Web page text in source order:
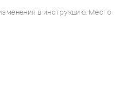
в инструкцию. Место